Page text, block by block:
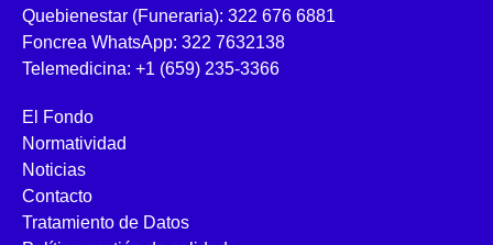
Quebienestar (Funeraria): 322 676 6881
Foncrea WhatsApp: 322 7632138
Telemedicina: +1 (659) 235-3366
El Fondo
Normatividad
Noticias
Contacto
Tratamiento de Datos